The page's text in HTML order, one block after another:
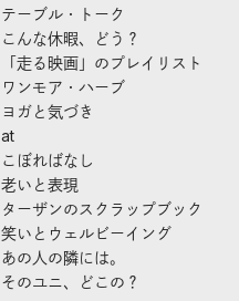
テーブル・トーク
こんな休暇、どう？
「走る映画」のプレイリスト
ワンモア・ハーブ
ヨガと気づき
at
こぼればなし
老いと表現
ターザンのスクラップブック
笑いとウェルビーイング
あの人の隣には。
そのユニ、どこの？